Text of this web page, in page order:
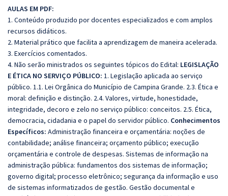
AULAS EM PDF:
1. Conteúdo produzido por docentes especializados e com amplos
recursos didáticos.
2. Material prático que facilita a aprendizagem de maneira acelerada.
3. Exercícios comentados.
4. Não serão ministrados os seguintes tópicos do Edital: LEGISLAÇÃO
E ÉTICA NO SERVIÇO PÚBLICO: 1. Legislação aplicada ao serviço
público. 1.1. Lei Orgânica do Município de Campina Grande. 2.3. Ética e
moral: definição e distinção. 2.4. Valores, virtude, honestidade,
integridade, decoro e zelo no serviço público: conceitos. 2.5. Ética,
democracia, cidadania e o papel do servidor público. Conhecimentos
Específicos: Administração financeira e orçamentária: noções de
contabilidade; análise financeira; orçamento público; execução
orçamentária e controle de despesas. Sistemas de informação na
administração pública: fundamentos dos sistemas de informação;
governo digital; processo eletrônico; segurança da informação e uso
de sistemas informatizados de gestão. Gestão documental e